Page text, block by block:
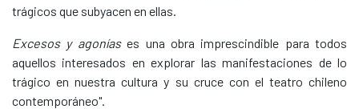
trágicos que subyacen en ellas.
Excesos y agoníases una obra imprescindible para todos
aquellos interesados en explorar las manifestaciones de lo
trágico en nuestra cultura y su cruce con el teatro chileno
contemporáneo".